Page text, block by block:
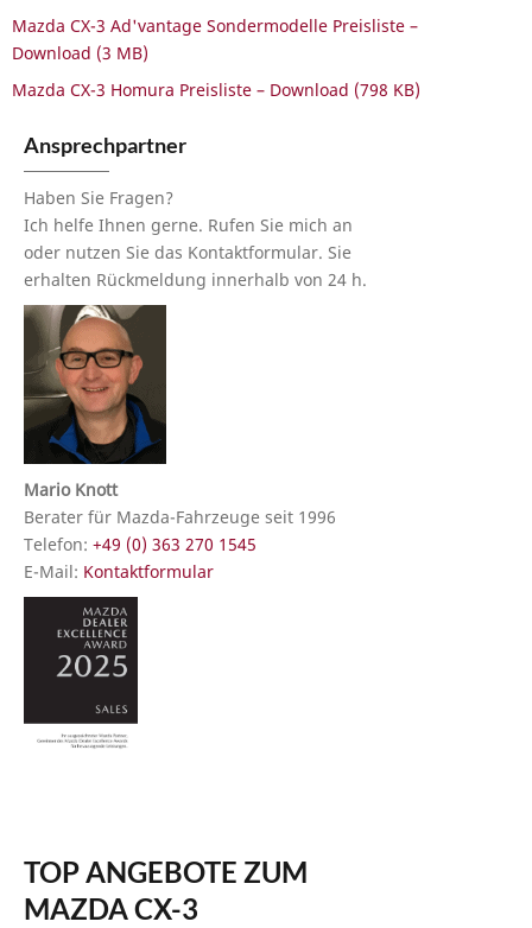
Mazda CX-3 Ad'vantage Sondermodelle Preisliste –
Download (3 MB)
Mazda CX-3 Homura Preisliste – Download (798 KB)
Ansprechpartner
Haben Sie Fragen?
Ich helfe Ihnen gerne. Rufen Sie mich an
oder nutzen Sie das Kontaktformular. Sie
erhalten Rückmeldung innerhalb von 24 h.
Mario Knott
Berater für Mazda-Fahrzeuge seit 1996
Telefon: +49 (0) 363 270 1545
E-Mail: Kontaktformular
TOP ANGEBOTE ZUM
MAZDA CX-3